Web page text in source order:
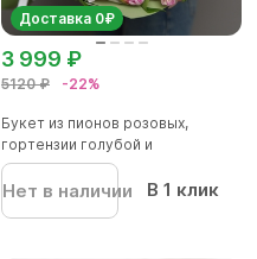
Доставка 0₽
5120 ₽ -22%
3 999 ₽
Букет из пионов розовых,
гортензии голубой и
альстромер...
Нет в наличии В 1 клик